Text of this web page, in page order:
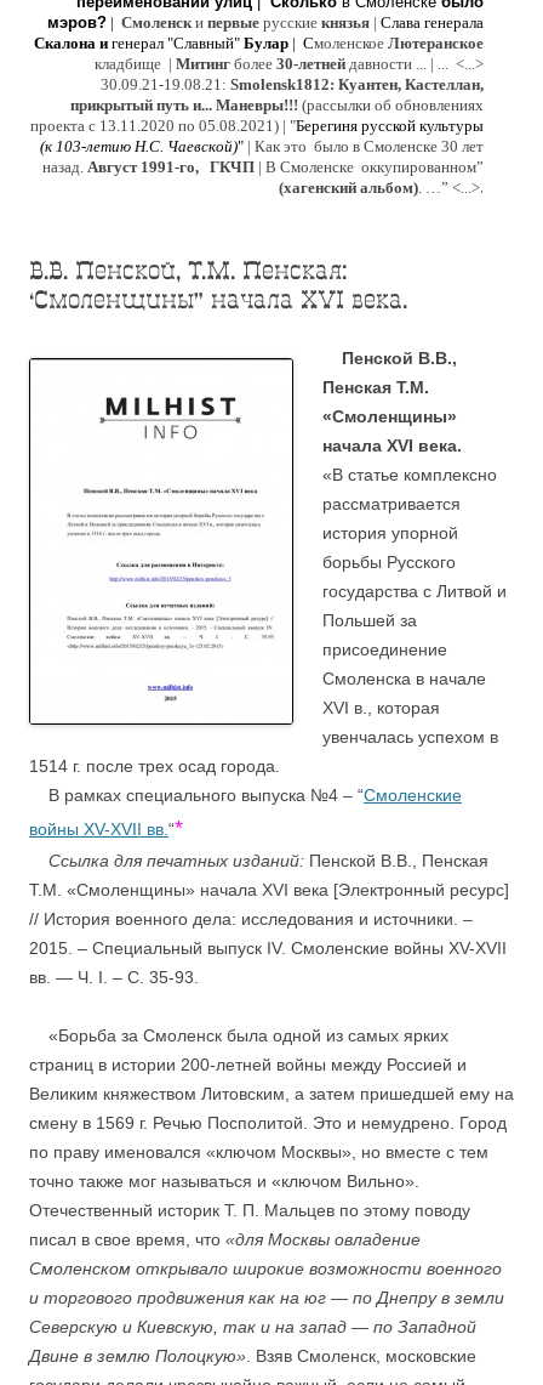
мэров? | Смоленски первые русские князья | Слава генерала
Скалона и генерал "Славный" Булар | Смоленское Лютерaнское
кладбище | Митинг более 30-летней давности ... | ... <...>
30.09.21-19.08.21: Smolensk1812: Куантен, Кастеллан,
прикрытый путь и... Маневры!!! (рассылки об обновлениях
проекта с 13.11.2020 по 05.08.2021) | "Берегиня русской культуры
(к 103-летию Н.С. Чаевской)" | Как это было в Смоленске 30 лет
назад. Август 1991-го, ГКЧП | В Смоленске оккупированном”
(хагенский альбом). …” <...>.
В.В. Пенской, Т.М. Пенская:
‘Смоленщины” начала XVI века.
Пенской В.В.,
Пенская Т.М.
«Смоленщины»
начала XVI века.
«В статье комплексно
рассматривается
история упорной
борьбы Русского
государства с Литвой и
Польшей за
присоединение
Смоленска в начале
XVI в., которая
увенчалась успехом в
1514 г. после трех осад города.
В рамках специального выпуска №4 – “Смоленские
войны XV-XVII вв. “*
Ссылка для печатных изданий: Пенской В.В., Пенская
Т.М. «Смоленщины» начала XVI века [Электронный ресурс]
// История военного дела: исследования и источники. –
2015. – Специальный выпуск IV. Смоленские войны XV-XVII
вв. — Ч. I. – C. 35-93.
«Борьба за Смоленск была одной из самых ярких
страниц в истории 200-летней войны между Россией и
Великим княжеством Литовским, а затем пришедшей ему на
смену в 1569 г. Речью Посполитой. Это и немудрено. Город
по праву именовался «ключом Москвы», но вместе с тем
точно также мог называться и «ключом Вильно».
Отечественный историк Т. П. Мальцев по этому поводу
писал в свое время, что «для Москвы овладение
Смоленском открывало широкие возможности военного
и торгового продвижения как на юг — по Днепру в земли
Северскую и Киевскую, так и на запад — по Западной
Двине в землю Полоцкую» . Взяв Смоленск, московские